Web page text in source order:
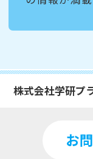
株式会社学研プ
お